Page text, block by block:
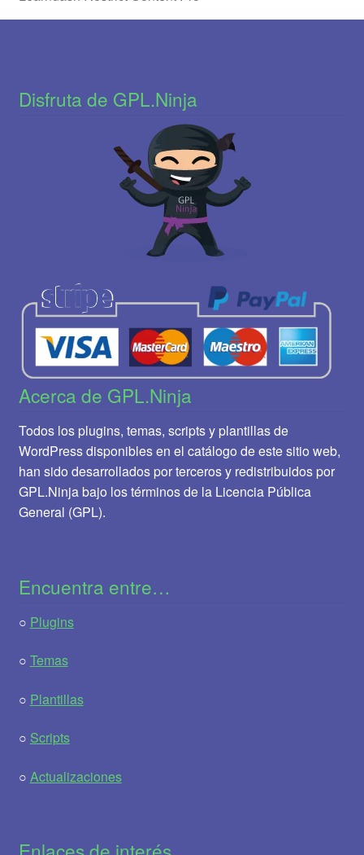
Disfruta de GPL.Ninja
Acerca de GPL.Ninja
Todos los plugins, temas, scripts y plantillas de
WordPress disponibles en el catálogo de este sitio web,
han sido desarrollados por terceros y redistribuidos por
GPL.Ninja bajo los términos de la Licencia Pública
General (GPL).
Encuentra entre…
○ Plugins
○ Temas
○ Plantillas
○ Scripts
○ Actualizaciones